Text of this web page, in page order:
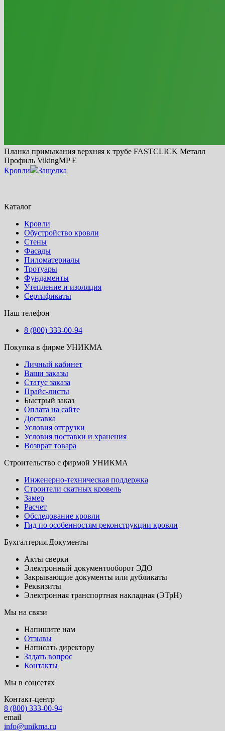
Планка примыкания верхняя к трубе FASTCLICK Металл
Профиль VikingMP E
Кровли
Защелка
Каталог
Кровли
Обустройство кровли
Стены
Фасады
Пиломатериалы
Тротуары
Фундаменты
Утепление и изоляция
Сертификаты
Наш телефон
8 (800) 333-00-94
Покупка в фирме УНИКМА
Личный кабинет
Ваши заказы
Статус заказа
Прайс-листы
Быстрый заказ
Оплата на сайте
Доставка
Условия отгрузки
Условия поставки и хранения
Возврат товара
Строительство с фирмой УНИКМА
Инженерно-техническая поддержка
Строители скатных кровель
Замер
Расчет
Обследование кровли
Гид по особенностям реконструкции кровли
Бухгалтерия.Документы
Акты сверки
Электронный документооборот ЭДО
Закрывающие документы или дубликаты
Реквизиты
Электронная транспортная накладная (ЭТрН)
Мы на связи
Напишите нам
Отзывы
Написать директору
Задать вопрос
Контакты
Мы в соцсетях
Контакт-центр
8 (800) 333-00-94
email
info@unikma.ru